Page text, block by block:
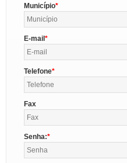
Município
E-mail
Telefone
Fax
Senha: